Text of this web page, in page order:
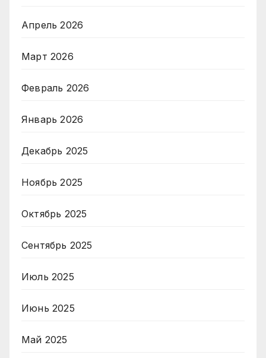
Апрель 2026
Март 2026
Февраль 2026
Январь 2026
Декабрь 2025
Ноябрь 2025
Октябрь 2025
Сентябрь 2025
Июль 2025
Июнь 2025
Май 2025